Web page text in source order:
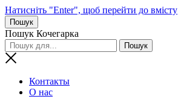
Натисніть "Enter", щоб перейти до вмісту
Пошук
Пошук Кочегарка
Контакты
О нас